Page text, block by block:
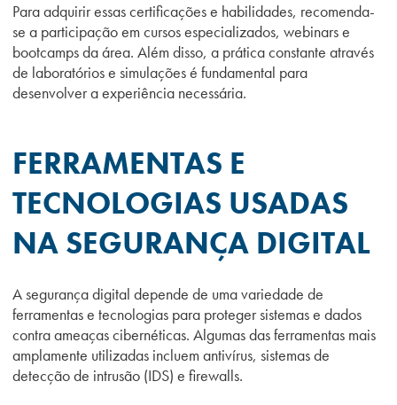
Para adquirir essas certificações e habilidades, recomenda-
se a participação em cursos especializados, webinars e
bootcamps da área. Além disso, a prática constante através
de laboratórios e simulações é fundamental para
desenvolver a experiência necessária.
FERRAMENTAS E
TECNOLOGIAS USADAS
NA SEGURANÇA DIGITAL
A segurança digital depende de uma variedade de
ferramentas e tecnologias para proteger sistemas e dados
contra ameaças cibernéticas. Algumas das ferramentas mais
amplamente utilizadas incluem antivírus, sistemas de
detecção de intrusão (IDS) e firewalls.